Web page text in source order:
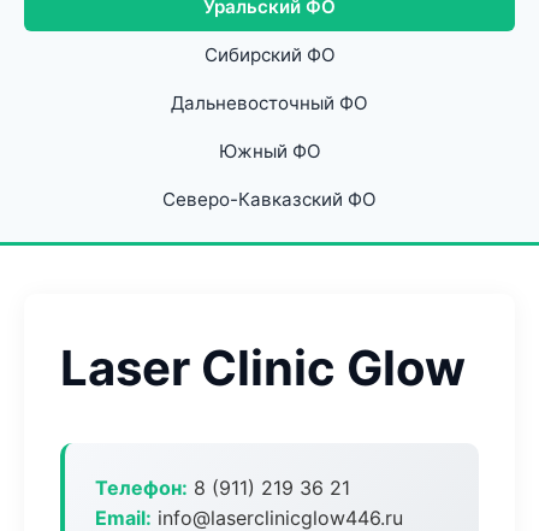
Уральский ФО
Сибирский ФО
Дальневосточный ФО
Южный ФО
Северо-Кавказский ФО
Laser Clinic Glow
Телефон: 8 (911) 219 36 21
Email: info@laserclinicglow446.ru